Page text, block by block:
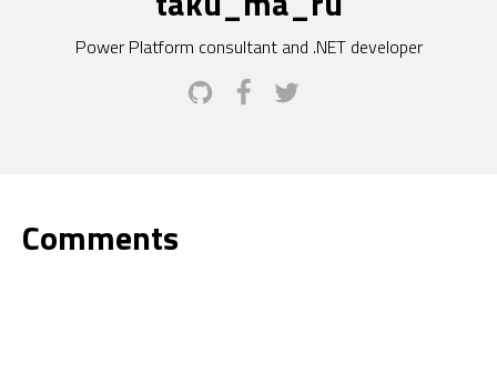
Power Platform consultant and .NET developer
Comments